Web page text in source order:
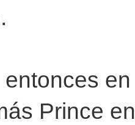
Prince